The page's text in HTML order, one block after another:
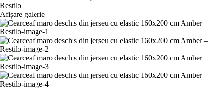
Afișare galerie